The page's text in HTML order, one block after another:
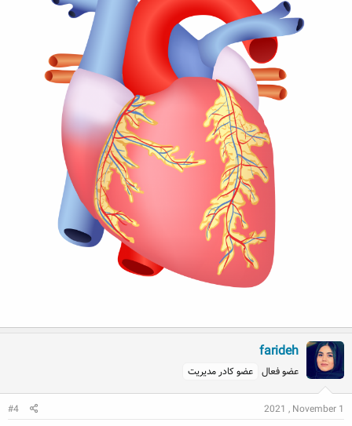
farideh
عضو فعال عضو کادر مدیریت
2021 , November 1
#4